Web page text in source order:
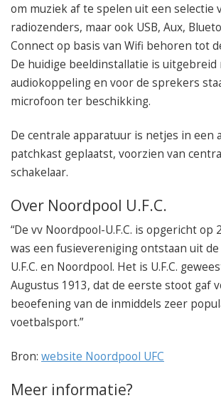
om muziek af te spelen uit een selectie
radiozenders, maar ook USB, Aux,
Connect op basis van Wifi behoren tot
De huidige beeldinstallatie is uitgebreid
audiokoppeling en voor de sprekers
microfoon ter beschikking.
De centrale apparatuur is netjes in een
patchkast geplaatst, voorzien van
schakelaar.
Over Noordpool U.F.C.
“De vv Noordpool-U.F.C. is opgericht op
was een fusievereniging ontstaan uit
U.F.C. en Noordpool. Het is U.F.C.
Augustus 1913, dat de eerste stoot gaf
beoefening van de inmiddels zeer
voetbalsport.”
Bron: website Noordpool UFC
Meer informatie?